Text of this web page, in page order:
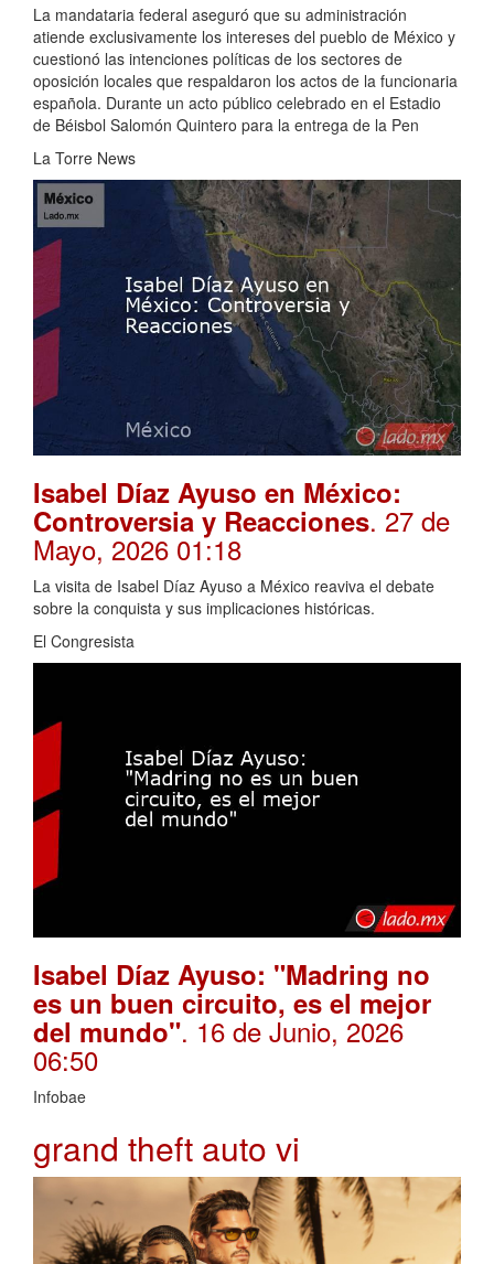
La mandataria federal aseguró que su administración
atiende exclusivamente los intereses del pueblo de México y
cuestionó las intenciones políticas de los sectores de
oposición locales que respaldaron los actos de la funcionaria
española. Durante un acto público celebrado en el Estadio
de Béisbol Salomón Quintero para la entrega de la Pen
La Torre News
Isabel Díaz Ayuso en México:
Controversia y Reacciones. 27 de
Mayo, 2026 01:18
La visita de Isabel Díaz Ayuso a México reaviva el debate
sobre la conquista y sus implicaciones históricas.
El Congresista
Isabel Díaz Ayuso: "Madring no
es un buen circuito, es el mejor
del mundo". 16 de Junio, 2026
06:50
Infobae
grand theft auto vi